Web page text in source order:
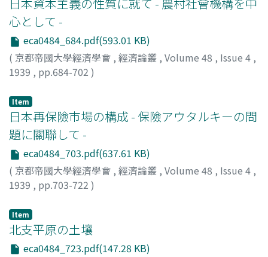
心として -
eca0484_684.pdf(593.01 KB)
( 京都帝國大學經濟學會 , 經濟論叢 , Volume 48 , Issue 4 ,
1939 , pp.684-702 )
Item
日本再保險市場の構成 - 保險アウタルキーの問
題に關聯して -
eca0484_703.pdf(637.61 KB)
( 京都帝國大學經濟學會 , 經濟論叢 , Volume 48 , Issue 4 ,
1939 , pp.703-722 )
Item
北支平原の土壤
eca0484_723.pdf(147.28 KB)